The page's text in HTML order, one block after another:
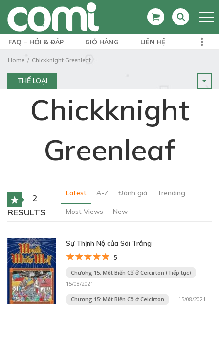
FAQ – HỎI & ĐÁP GIỎ HÀNG LIÊN HỆ
Home Chickknight Greenleaf
THỂ LOẠI
Chickknight
Greenleaf
2
RESULTS
Latest A-Z Đánh giá Trending
Most Views New
Sự Thịnh Nộ của Sói Trắng
5
Chương 15: Một Biến Cố ở Ceicirton (Tiếp tục)
15/08/2021
Chương 15: Một Biến Cố ở Ceicirton 15/08/2021